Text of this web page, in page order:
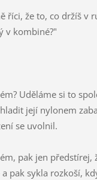
říci, že to, co držíš v
v kombiné?"
Uděláme si to
její nylonem
se uvolnil.
pak jen předstírej,
a pak sykla rozkoší,